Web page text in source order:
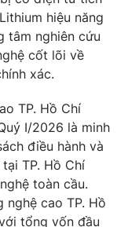
có sự chấp
phát hành lại
hiệu năng
tâm nghiên cứu
cốt lõi về
xác.
TP. Hồ Chí
I/2026 là minh
điều hành và
TP. Hồ Chí
toàn cầu.
nghệ cao TP. Hồ
tổng vốn đầu